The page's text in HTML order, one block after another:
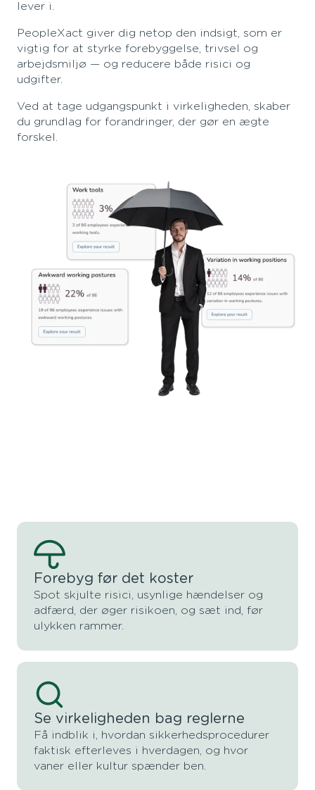
lever i.
PeopleXact giver dig netop den indsigt, som er
vigtig for at styrke forebyggelse, trivsel og
arbejdsmiljø — og reducere både risici og
udgifter.
Ved at tage udgangspunkt i virkeligheden, skaber
du grundlag for forandringer, der gør en ægte
forskel.
Forebyg før det koster
Spot skjulte risici, usynlige hændelser og
adfærd, der øger risikoen, og sæt ind, før
ulykken rammer.
Se virkeligheden bag reglerne
Få indblik i, hvordan sikkerhedsprocedurer
faktisk efterleves i hverdagen, og hvor
vaner eller kultur spænder ben.